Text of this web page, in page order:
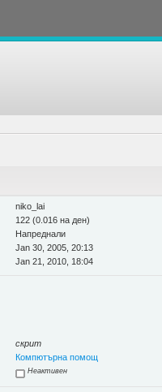
niko_lai
122 (0.016 на ден)
Напреднали
Jan 30, 2005, 20:13
Jan 21, 2010, 18:04
скрит
Компютърна помощ
Неактивен